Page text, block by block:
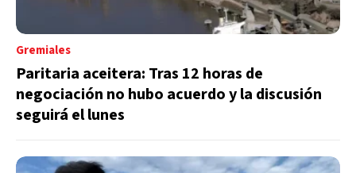
Gremiales
Paritaria aceitera: Tras 12 horas de
negociación no hubo acuerdo y la discusión
seguirá el lunes